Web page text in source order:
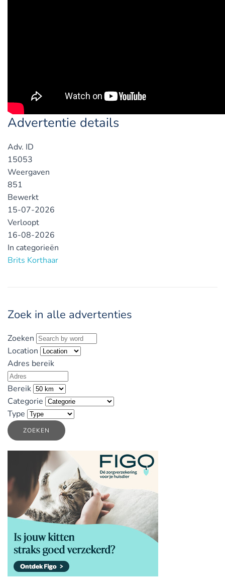
Advertentie details
Adv. ID
15053
Weergaven
851
Bewerkt
15-07-2026
Verloopt
16-08-2026
In categorieën
Brits Korthaar
Zoek in alle advertenties
Zoeken
Location
Adres bereik
Bereik
Categorie
Type
ZOEKEN